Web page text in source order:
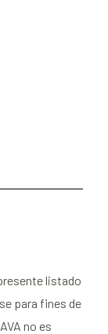
listado
para fines de
no es